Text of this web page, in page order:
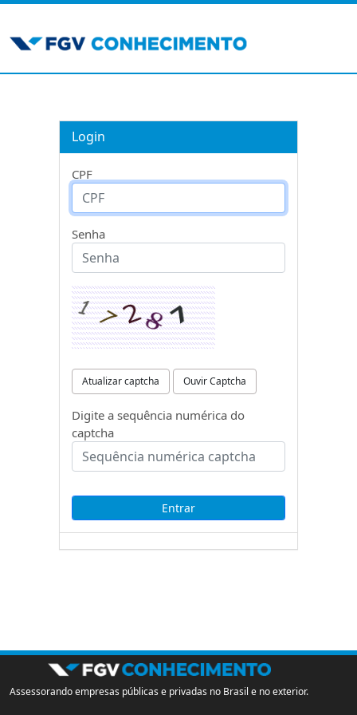
Login
CPF
Senha
Atualizar captcha Ouvir Captcha
Digite a sequência numérica do
captcha
Assessorando empresas públicas e privadas no Brasil e no exterior.